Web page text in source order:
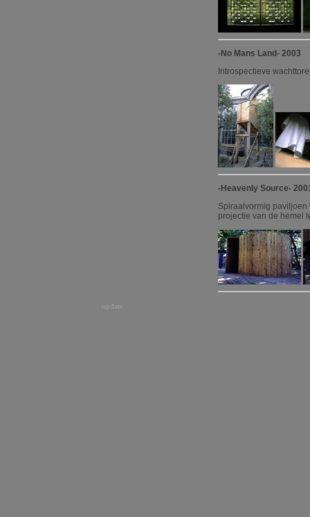
-No Mans Land- 2003
Introspectieve
-Heavenly Source-
Spiraalvormig paviljoen
projectie van de hemel
update